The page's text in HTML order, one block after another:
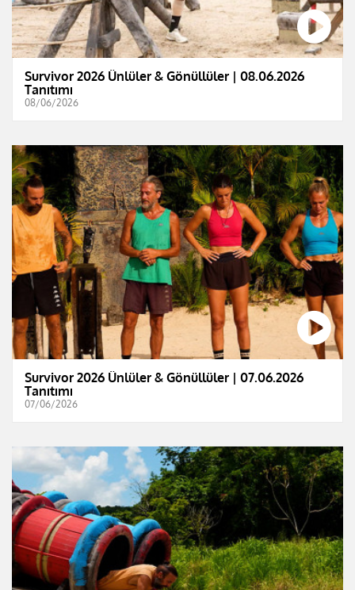
Survivor 2026 Ünlüler & Gönüllüler | 08.06.2026
Tanıtımı
08/06/2026
Survivor 2026 Ünlüler & Gönüllüler | 07.06.2026
Tanıtımı
07/06/2026